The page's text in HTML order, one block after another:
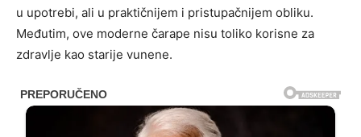
u upotrebi, ali u praktičnijem i pristupačnijem obliku.
Međutim, ove moderne čarape nisu toliko korisne za
zdravlje kao starije vunene.